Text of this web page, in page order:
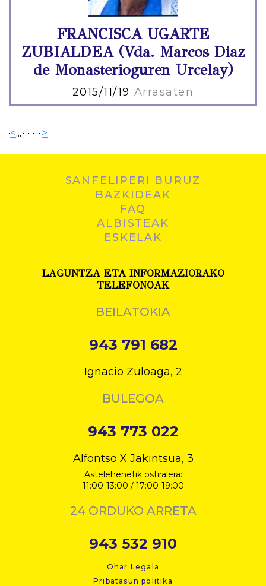
FRANCISCA UGARTE
ZUBIALDEA (Vda. Marcos Diaz
de Monasterioguren Urcelay)
2015/11/19 Arrasaten
<... >
SANFELIPERI BURUZ
BAZKIDEAK
FAQ
ALBISTEAK
ESKELAK
LAGUNTZA ETA INFORMAZIORAKO
TELEFONOAK
BEILATOKIA
943 791 682
Ignacio Zuloaga, 2
BULEGOA
943 773 022
Alfontso X Jakintsua, 3
Astelehenetik ostiralera:
11:00-13:00 / 17:00-19:00
24 ORDUKO ARRETA
943 532 910
Ohar Legala
Pribatasun politika